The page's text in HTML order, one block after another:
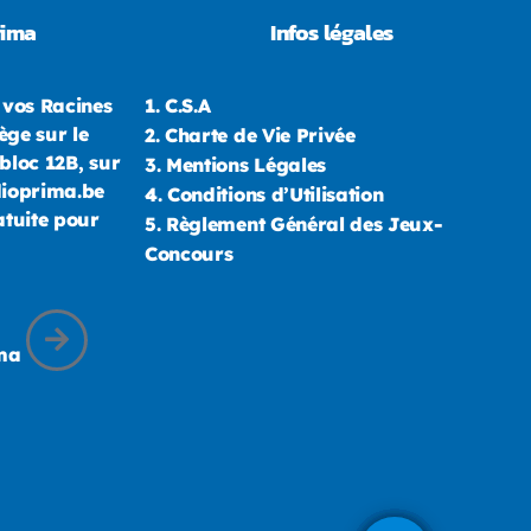
Racines
sur le
12B, sur
pour
Infos légales
1. C.S.A
2. Charte de Vie Privée
3. Mentions Légales
4. Conditions d’Utilisation
5. Règlement Général des Jeux-
Concours